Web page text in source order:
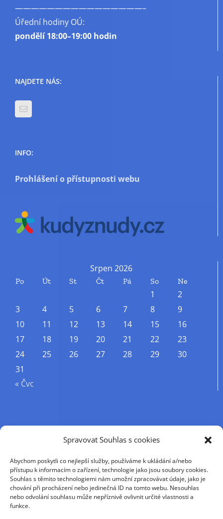
Spravovat Souhlas s cookies
Abychom poskytli co nejlepší služby, používáme k ukládání a/nebo
přístupu k informacím o zařízení, technologie jako jsou soubory cookies.
Souhlas s těmito technologiemi nám umožní zpracovávat údaje, jako je
chování při procházení nebo jedinečná ID na tomto webu. Nesouhlas
nebo odvolání souhlasu může nepříznivě ovlivnit určité vlastnosti a
funkce.
————————————————–
Úřední hodiny OÚ:
pondělí18:00–19:00 hodin
NAJDETE NÁS:
INFO:
Prohlášení o přístupnosti webu
Srpen 2026
Po Út St Čt Pá So Ne
1
2
3
4 5 6 7 8
9
10
11 12 13 14 15
16
17
18 19 20 21 22
23
24
25 26 27 28 29
30
31
« Čvc
Příjmení
Křestní jméno
E-mail